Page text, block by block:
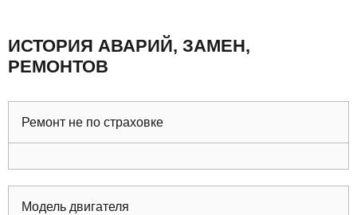
ИСТОРИЯ АВАРИЙ, ЗАМЕН,
РЕМОНТОВ
Ремонт не по страховке
Модель двигателя